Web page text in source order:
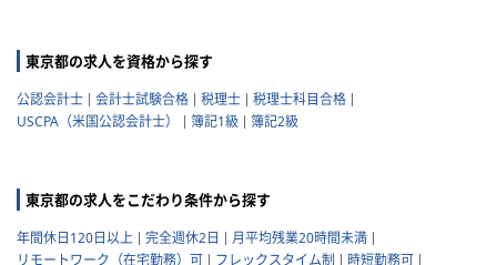
東京都の求人を資格から探す
公認会計士 会計士試験合格 税理士
税理士科目合格
USCPA（米国公認会計士）
簿記1級 簿記2級
東京都の求人をこだわり条件から探す
年間休日120日以上 完全週休2日
月平均残業20時間未満
リモートワーク（在宅勤務）可
フレックスタイム制
時短勤務可